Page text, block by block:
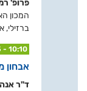
פרופ'
המכון
ברזילי,
- 10:10
אבחון
ד"ר